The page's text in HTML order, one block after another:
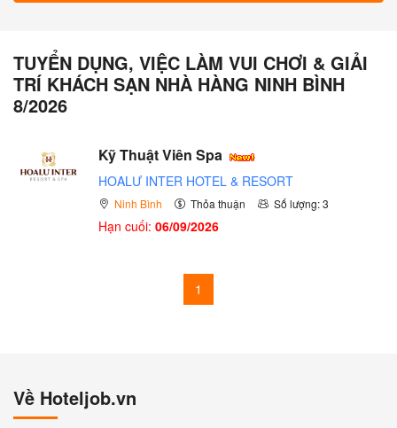
TUYỂN DỤNG, VIỆC LÀM VUI CHƠI & GIẢI
TRÍ KHÁCH SẠN NHÀ HÀNG NINH BÌNH
8/2026
Kỹ Thuật Viên Spa
HOALƯ INTER HOTEL & RESORT
Ninh Bình Thỏa thuận Số lượng: 3
Hạn cuối: 06/09/2026
1
Về Hoteljob.vn